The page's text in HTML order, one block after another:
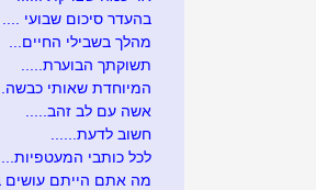
בהעדר סיכום שבועי ....
מהלך בשבילי החיים...
תשוקתך הבוערת.....
המיוחדת שאותי
אשה עם לב זהב.....
חשוב לדעת......
לכל כותבי המעטפיות.....
מה אתם הייתם עושים